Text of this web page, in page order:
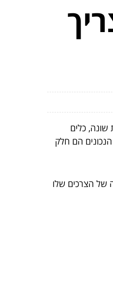
שונה, כלים
הם חלק
של הצרכים שלו